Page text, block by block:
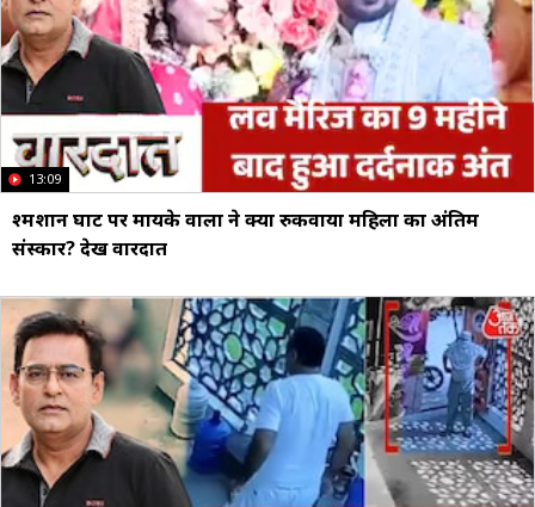
13:09
श्मशान घाट पर मायके वालों ने क्यों रुकवाया महिला का अंतिम
संस्कार? देखें वारदात